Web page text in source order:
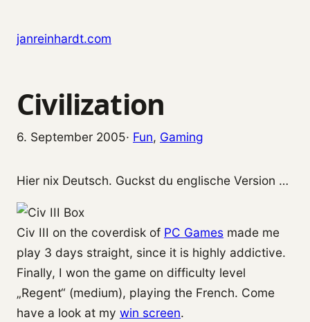
janreinhardt.com
Civilization
6. September 2005· Fun, Gaming
Hier nix Deutsch. Guckst du englische Version …
Civ III on the coverdisk of PC Games made me
play 3 days straight, since it is highly addictive.
Finally, I won the game on difficulty level
„Regent“ (medium), playing the French. Come
have a look at my win screen.